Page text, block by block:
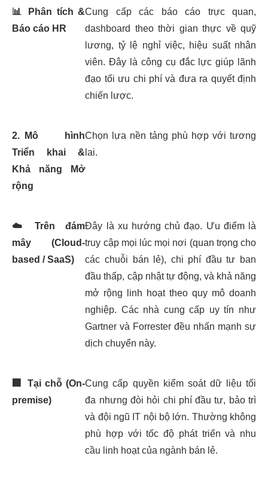
📊
Phân tích &
Báo cáo HR
Cung cấp các báo cáo trực quan,
dashboard theo thời gian thực về quỹ
lương, tỷ lệ nghỉ việc, hiệu suất nhân
viên. Đây là công cụ đắc lực giúp lãnh
đạo tối ưu chi phí và đưa ra quyết định
chiến lược.
2.
Mô hình
Triển khai &
Khả năng Mở
rộng
Chọn lựa nền tảng phù hợp với tương
lai.
☁️
Trên đám
mây (Cloud-
based / SaaS)
Đây là xu hướng chủ đạo. Ưu điểm là
truy cập mọi lúc mọi nơi (quan trọng cho
các chuỗi bán lẻ), chi phí đầu tư ban
đầu thấp, cập nhật tự động, và khả năng
mở rộng linh hoạt theo quy mô doanh
nghiệp. Các nhà cung cấp uy tín như
Gartner và Forrester đều nhấn mạnh sự
dịch chuyển này.
🏢
Tại chỗ (On-
premise)
Cung cấp quyền kiểm soát dữ liệu tối
đa nhưng đòi hỏi chi phí đầu tư, bảo trì
và đội ngũ IT nội bộ lớn. Thường không
phù hợp với tốc độ phát triển và nhu
cầu linh hoạt của ngành bán lẻ.